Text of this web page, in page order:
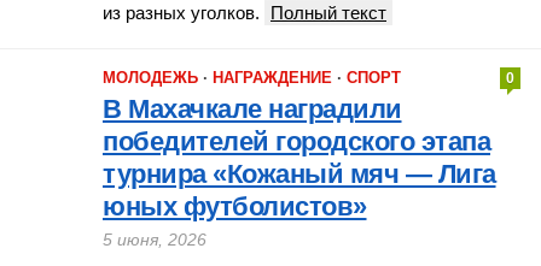
из разных уголков.
Полный текст
МОЛОДЕЖЬ · НАГРАЖДЕНИЕ · СПОРТ 0
В Махачкале наградили
победителей городского этапа
турнира «Кожаный мяч — Лига
юных футболистов»
5 июня, 2026